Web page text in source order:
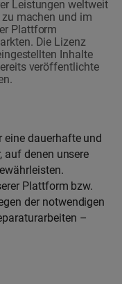
Leistungen weltweit
machen und im
Plattform
Die Lizenz
Inhalte
veröffentlichte
eine dauerhafte und
auf denen unsere
Plattform bzw.
der notwendigen
–